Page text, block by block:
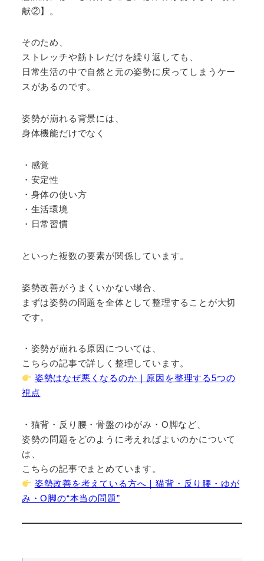
献②】。
そのため、
ストレッチや筋トレだけを繰り返しても、
日常生活の中で自然と元の姿勢に戻ってしまうケー
スがあるのです。
姿勢が崩れる背景には、
身体機能だけでなく
・感覚
・安定性
・身体の使い方
・生活環境
・日常習慣
といった複数の要素が関係しています。
姿勢改善がうまくいかない場合、
まずは姿勢の問題を全体として整理することが大切
です。
・姿勢が崩れる原因については、
こちらの記事で詳しく整理しています。
姿勢はなぜ悪くなるのか｜原因を整理する5つの
視点
・猫背・反り腰・骨盤のゆがみ・O脚など、
姿勢の問題をどのように考えればよいのかについて
は、
こちらの記事でまとめています。
姿勢改善を考えている方へ｜猫背・反り腰・ゆが
み・O脚の“本当の問題”